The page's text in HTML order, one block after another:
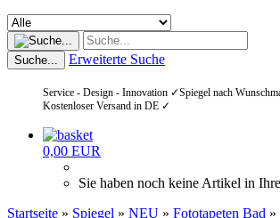
Suche... Erweiterte Suche
Service - Design - Innovation ✓Spiegel nach
Kostenloser Versand in DE ✓
0,00 EUR
Sie haben noch keine Artikel in
Startseite » Spiegel » NEU » Fototapeten Bad »